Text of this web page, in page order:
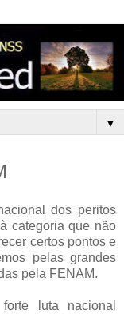
▼
dos peritos
categoria que não
certos pontos e
pelas grandes
pela FENAM.
luta nacional